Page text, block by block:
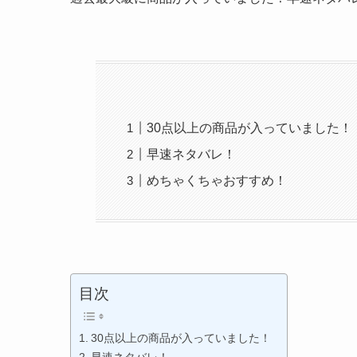
30点以上の商品が入っていました！
早速ネタバレ！
めちゃくちゃおすすめ！
目次
30点以上の商品が入っていました！